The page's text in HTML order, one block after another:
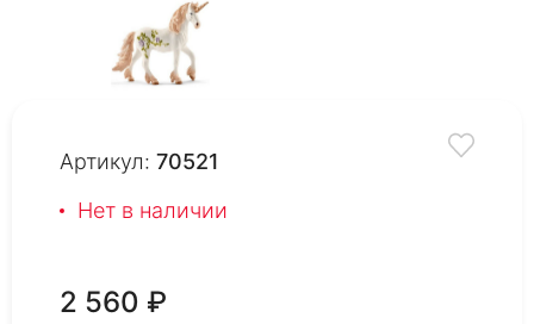
Артикул: 70521
Нет в наличии
2 560 ₽